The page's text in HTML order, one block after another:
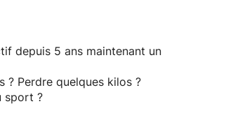
vos objectifs.
pour soutenir vos objectifs de mise en
conseils, de la motivation et du soutien
à mon expertise et à votre
de conditionnement physique en réalité.
depuis 5 ans maintenant un
Perdre quelques kilos ?
sport ?